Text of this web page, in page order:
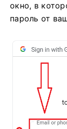
окно, в
пароль от